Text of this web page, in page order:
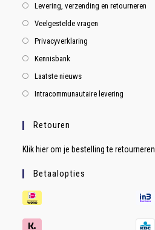
Levering, verzending en retourneren
Veelgestelde vragen
Privacyverklaring
Kennisbank
Laatste nieuws
Intracommunautaire levering
Retouren
Klik hier om je bestelling te retourneren
Betaalopties